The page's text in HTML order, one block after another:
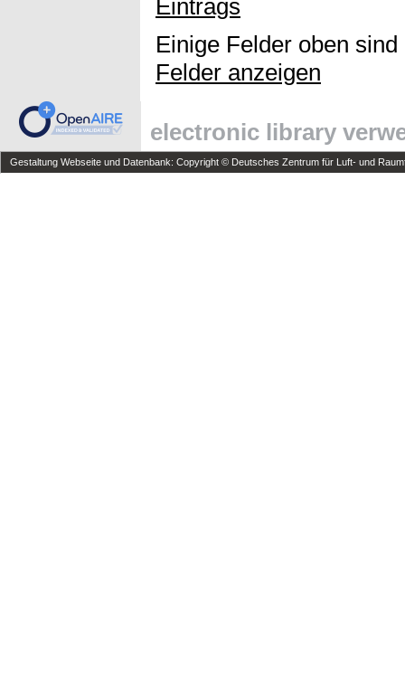
Eintrags
Einige Felder oben
Felder anzeigen
electronic library
Gestaltung Webseite und Datenbank: Copyright © Deutsches Zentrum für Luft- und